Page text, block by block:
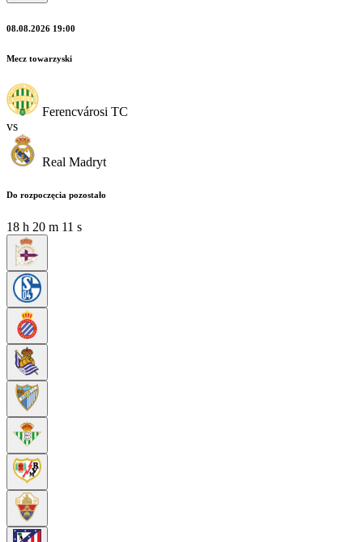
08.08.2026 19:00
Mecz towarzyski
Ferencvárosi TC
vs
Real Madryt
Do rozpoczęcia pozostało
18 h 20 m 09 s